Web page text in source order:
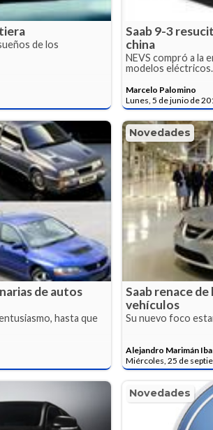
de los
Saab 9-3
china
NEVS compró a la
modelos eléctricos.
Marcelo Palomino
Lunes, 5 de junio de
de autos
hasta que
Novedades
Saab renace
vehículos
Su nuevo foco
Alejandro Marimán
Miércoles, 25 de
Novedades